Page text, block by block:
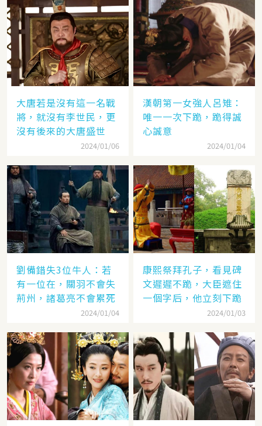
大唐若是沒有這一名戰
將，就沒有李世民，更
沒有後來的大唐盛世
2024/01/06
漢朝第一女強人呂雉：
唯一一次下跪，跪得誠
心誠意
2024/01/04
劉備錯失3位牛人：若
有一位在，關羽不會失
荊州，諸葛亮不會累死
2024/01/04
康熙祭拜孔子，看見碑
文遲遲不跪，大臣遮住
一個字后，他立刻下跪
2024/01/03